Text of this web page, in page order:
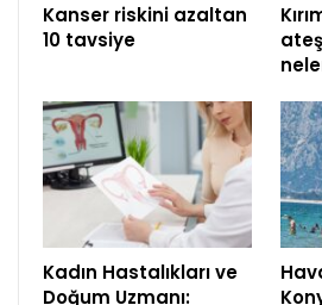
Kanser riskini azaltan
10 tavsiye
Kadın Hastalıkları ve
Doğum Uzmanı: